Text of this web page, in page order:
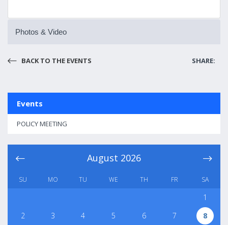
Photos & Video
BACK TO THE EVENTS SHARE:
Events
POLICY MEETING
August 2026
SU MO TU WE TH FR SA
1
2
3 4 5 6 7
8